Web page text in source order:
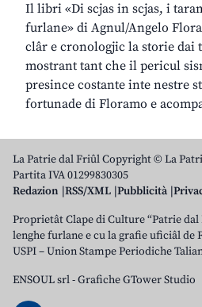
Il libri «Di scjas in scjas, i
furlane» di Agnul/Angelo
clâr e cronologjic la storie dai
mostrant tant che il pericul
presince costante inte nestre
fortunade di Floramo e
La Patrie dal Friûl Copyright © La
Partita IVA 01299830305
Redazion RSS/XML Pubblicità
Proprietât Clape di Culture “Patrie
lenghe furlane e cu la grafie uficiâl de
USPI – Union Stampe Periodiche
ENSOUL srl-Grafiche GTower Studio